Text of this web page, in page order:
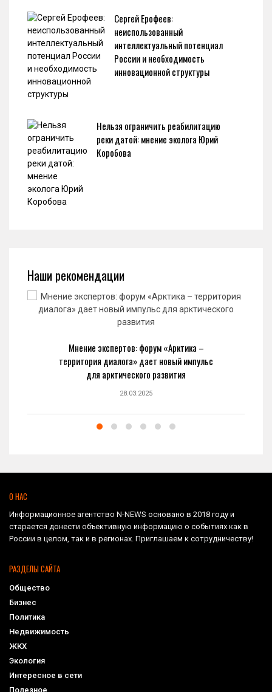
Сергей Ерофеев:
неиспользованный
интеллектуальный потенциал
России и необходимость
инновационной структуры
Нельзя ограничить реабилитацию
реки датой: мнение эколога Юрий
Коробова
Наши рекомендации
Мнение экспертов: форум «Арктика –
территория диалога» дает новый импульс
для арктического развития
28.03.2025
О НАС
Информационное агентство N-NEWS основано в 2018 году и
старается донести объективную информацию о событиях как в
России в целом, так и в регионах. Приглашаем к сотрудничеству!
РАЗДЕЛЫ САЙТА
Общество
Бизнес
Политика
Недвижимость
ЖКХ
Экология
Интересное в сети
Полезное